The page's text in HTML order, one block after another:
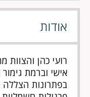
אודות
רועי כהן והצוות
בפתרונות הצללה